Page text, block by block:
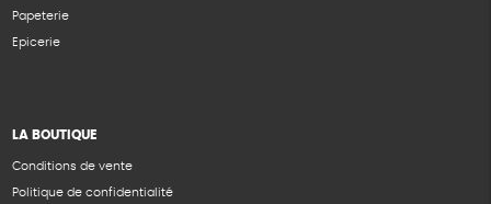
Papeterie
Epicerie
LA BOUTIQUE
Conditions de vente
Politique de confidentialité